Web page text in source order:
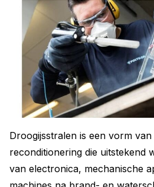
Droogijsstralen is een vorm
reconditionering die uitstekend
van electronica, mechanische